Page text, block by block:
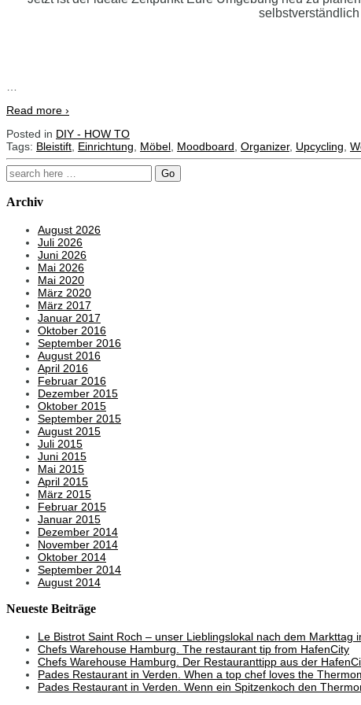
Read more ›
Posted in DIY - HOW TO
Tags: Bleistift Einrichtung Möbel Moodboard Organizer, Upcycling
Search
for:
Archiv
August 2026
Juli 2026
Juni 2026
Mai 2026
Mai 2020
März 2020
März 2017
Januar 2017
Oktober 2016
September 2016
August 2016
April 2016
Februar 2016
Dezember 2015
Oktober 2015
September 2015
August 2015
Juli 2015
Juni 2015
Mai 2015
April 2015
März 2015
Februar 2015
Januar 2015
Dezember 2014
November 2014
Oktober 2014
September 2014
August 2014
Neueste Beiträge
Le Bistrot Saint Roch – unser Lieblingslokal nach dem Markttag
Chefs Warehouse Hamburg. The restaurant tip from HafenCity
Chefs Warehouse Hamburg. Der Restauranttipp aus der
Pades Restaurant in Verden. When a top chef loves the
Pades Restaurant in Verden. Wenn ein Spitzenkoch den